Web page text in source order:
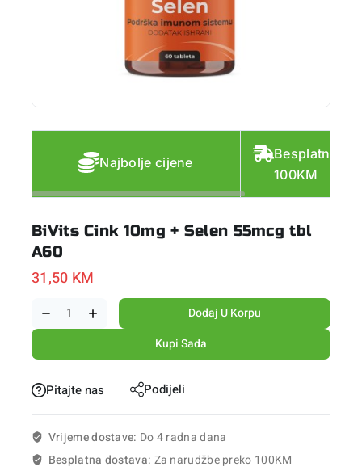
Najbolje cijene
Besplatna
100KM
BiVits Cink 10mg + Selen 55mcg tbl
A60
31,50 KM
Dodaj U Korpu
Kupi Sada
Pitajte nas Podijeli
Vrijeme dostave: Do 4 radna dana
Besplatna dostava: Za narudžbe preko 100KM